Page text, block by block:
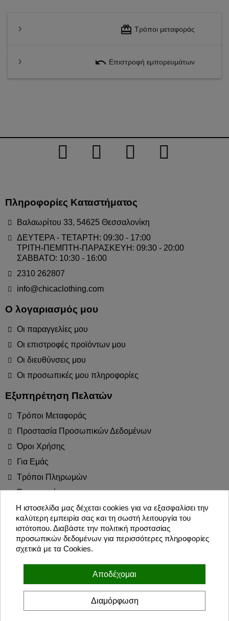
redeem Τρόποι μεταφοράς
undo Επιστροφή εμπορευμάτων
Πληροφορίες Καταστήματος
Βαλαωρίτου 33, 54625 Θεσσαλονίκη
ΔΕΥΤΕΡΑ - ΤΕΤΑΡΤΗ: 09:30 - 17:00
ΤΡΙΤΗ-ΠΕΜΠΤΗ-ΠΑΡΑΣΚΕΥΗ: 09:30 - 20:00
ΣΑΒΒΑΤΟ: 10:30 - 16:00
2310 262807
info@chicaclothing.com
Ο λογαριασμός μου
Οι παραγγελίες μου
Οι επιστροφές προϊόντων μου
Οι διευθύνσεις μου
Οι προσωπικές μου πληροφορίες
Εξυπηρέτηση Πελατών
Τρόποι Μεταφοράς
Προστασία Προσωπικών Δεδομένων
Όροι Χρήσης
Για Εμάς
Τρόποι Πληρωμών
Επιστροφές
Blog
Join the Party!
Συμφωνώ με τους όρους χρήσης και την πολιτική προσωπικών
Η ιστοσελίδα μας δέχεται cookies για να εξασφαλίσει την
καλύτερη εμπειρία σας και τη σωστή λειτουργία του
ιστότοπου. Διαβάστε την πολιτική προστασίας
προσωπικών δεδομένων για περισσότερες πληροφορίες
σχετικά με τα Cookies.
Αποδέχομαι
Διαμόρφωση